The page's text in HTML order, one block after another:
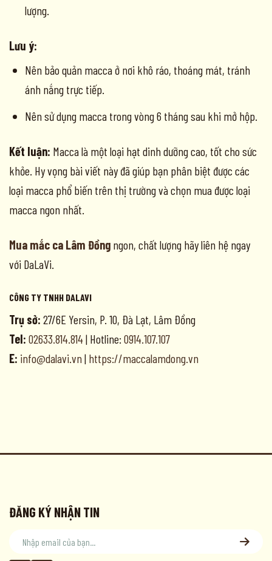
lượng.
Lưu ý:
Nên bảo quản macca ở nơi khô ráo, thoáng mát, tránh
ánh nắng trực tiếp.
Nên sử dụng macca trong vòng 6 tháng sau khi mở hộp.
Kết luận: Macca là một loại hạt dinh dưỡng cao, tốt cho sức
khỏe. Hy vọng bài viết này đã giúp bạn phân biệt được các
loại macca phổ biến trên thị trường và chọn mua được loại
macca ngon nhất.
Mua mắc ca Lâm Đồng ngon, chất lượng hãy liên hệ ngay
với DaLaVi.
CÔNG TY TNHH DALAVI
Trụ sở: 27/6E Yersin, P. 10, Đà Lạt, Lâm Đồng
Tel: 02633.814.814| Hotline: 0914.107.107
E: info@dalavi.vn | https://maccalamdong.vn
ĐĂNG KÝ NHẬN TIN